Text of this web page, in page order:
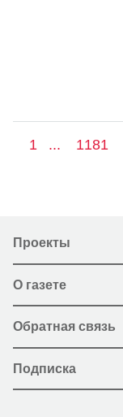
1 ... 1181
Проекты
О газете
Обратная связь
Подписка